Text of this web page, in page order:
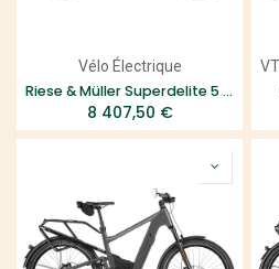
Vélo Électrique
Riese & Müller Superdelite 5 Rohloff
8 407,50 €